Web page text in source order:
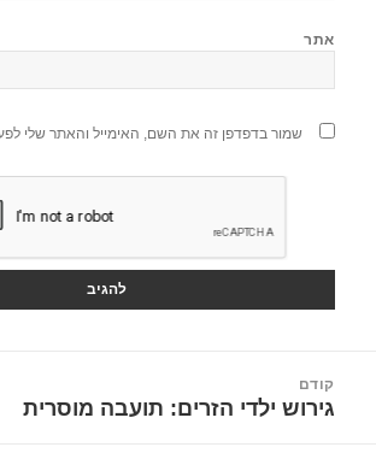
אתר
שמור בדפדפן זה את השם, האימייל והאתר שלי
קודם
הפוסט
גירוש ילדי הזרים: תועבה מוסרית